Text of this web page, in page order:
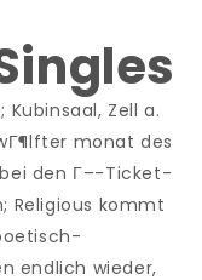
Kubinsaal, Zell a.
monat des
den Г–-Ticket-
Religious kommt
endlich wieder,